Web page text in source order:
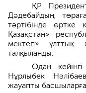
ҚР
Дәдебайдың
тәртібінде өртке
Қазақстан»
мектеп» ұлттық
талқыланды.
Одан
Нұрлыбек
жауапты басшыларға